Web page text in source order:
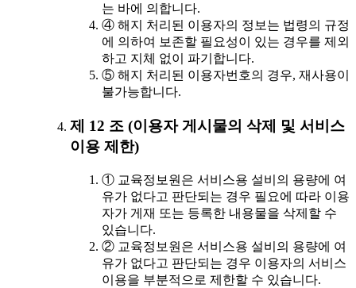
는 바에 의합니다.
④ 해지 처리된 이용자의 정보는 법령의 규정
에 의하여 보존할 필요성이 있는 경우를 제외
하고 지체 없이 파기합니다.
⑤ 해지 처리된 이용자번호의 경우, 재사용이
불가능합니다.
제 12 조 (이용자 게시물의 삭제 및 서비스
이용 제한)
① 교육정보원은 서비스용 설비의 용량에 여
유가 없다고 판단되는 경우 필요에 따라 이용
자가 게재 또는 등록한 내용물을 삭제할 수
있습니다.
② 교육정보원은 서비스용 설비의 용량에 여
유가 없다고 판단되는 경우 이용자의 서비스
이용을 부분적으로 제한할 수 있습니다.